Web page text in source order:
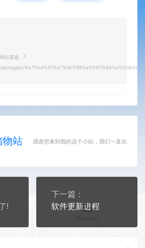
网站重建
%e7%bd%91%e7%ab%99%e9%87%8d%e5%bb%ba
物站 感谢您来到我的这个小站，我们一直在路上
!
下一篇：
软件更新进程